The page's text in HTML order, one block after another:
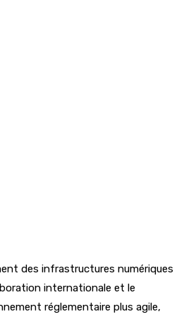
des infrastructures numériques
internationale et le
réglementaire plus agile,